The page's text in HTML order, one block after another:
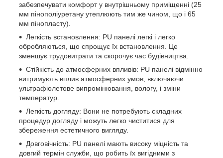
забезпечувати комфорт у внутрішньому приміщенні (25
мм пінополіуретану утеплюють тим же чином, що і 65
мм пінопласту).
Легкість встановлення: PU панелі легкі і легко
обробляються, що спрощує їх встановлення. Це
зменшує трудовитрати та скорочує час будівництва.
Стійкість до атмосферних впливів: PU панелі відмінно
витримують вплив атмосферних умов, включаючи
ультрафіолетове випромінювання, вологу, і зміни
температур.
Легкість догляду: Вони не потребують складних
процедур догляду і можуть легко чиститися для
збереження естетичного вигляду.
Довговічність: PU панелі мають високу міцність та
довгий термін служби, що робить їх вигідними з